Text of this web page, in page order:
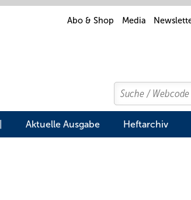
Abo & Shop Media
Search
Suchen
Aktuelle Ausgabe Heftarchiv